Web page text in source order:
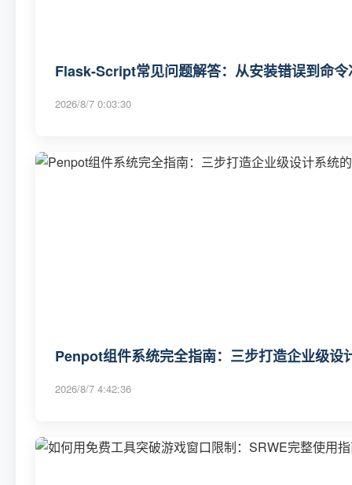
Flask-Script常见问题解答：从安装错误到命
2026/8/7 0:03:30
Penpot组件系统完全指南：三步打造企业级设
2026/8/7 4:42:36